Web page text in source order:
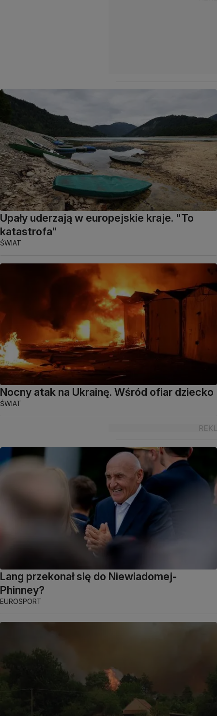
Upały uderzają w europejskie kraje. "To
katastrofa"
ŚWIAT
Nocny atak na Ukrainę. Wśród ofiar dziecko
ŚWIAT
Lang przekonał się do Niewiadomej-
Phinney?
EUROSPORT